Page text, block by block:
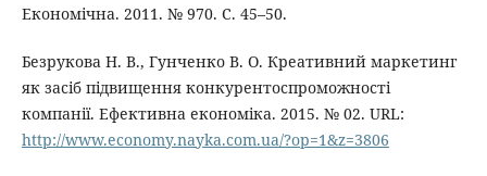
Економічна. 2011. № 970. С. 45–50.
Безрукова Н. В., Гунченко В. О. Креативний маркетинг
як засіб підвищення конкурентоспроможності
компанії. Ефективна економіка. 2015. № 02. URL:
http://www.economy.nayka.com.ua/?op=1&z=3806